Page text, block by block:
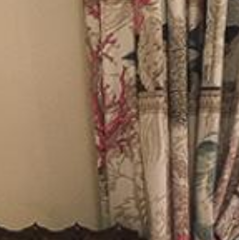
ホーム
ホテル
部屋
提供
ギャラリー
ロケーション